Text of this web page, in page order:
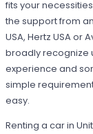
fits your
the support from
USA, Hertz USA or
broadly recognize
experience and
simple
easy.
Renting a car in